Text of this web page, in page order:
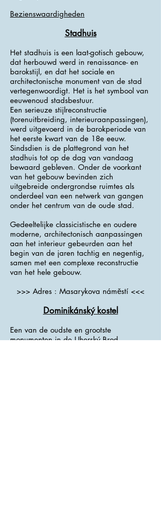
Bezienswaardigheden
Stadhuis
Het stadhuis is een laat-gotisch gebouw,
dat herbouwd werd in renaissance- en
barokstijl, en dat het sociale en
architectonische monument van de stad
vertegenwoordigt. Het is het symbool van
eeuwenoud stadsbestuur.
Een serieuze stijlreconstructie
(torenuitbreiding, interieuraanpassingen),
werd uitgevoerd in de barokperiode van
het eerste kwart van de 18e eeuw.
Sindsdien is de plattegrond van het
stadhuis tot op de dag van vandaag
bewaard gebleven. Onder de voorkant
van het gebouw bevinden zich
uitgebreide ondergrondse ruimtes als
onderdeel van een netwerk van gangen
onder het centrum van de oude stad.
Gedeeltelijke classicistische en oudere
moderne, architectonisch aanpassingen
aan het interieur gebeurden aan het
begin van de jaren tachtig en negentig,
samen met een complexe reconstructie
van het hele gebouw.
>>> Adres : Masarykova náměstí <<<
Dominikánský kostel
Een van de oudste en grootste
monumenten in de Uherský Brod